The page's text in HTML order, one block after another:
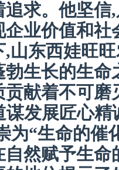
追求。他坚
企业价值和
,山东西娃旺
勃生长的生
贡献着不可磨
谋发展匠心精
为“生命的催
自然赋予生